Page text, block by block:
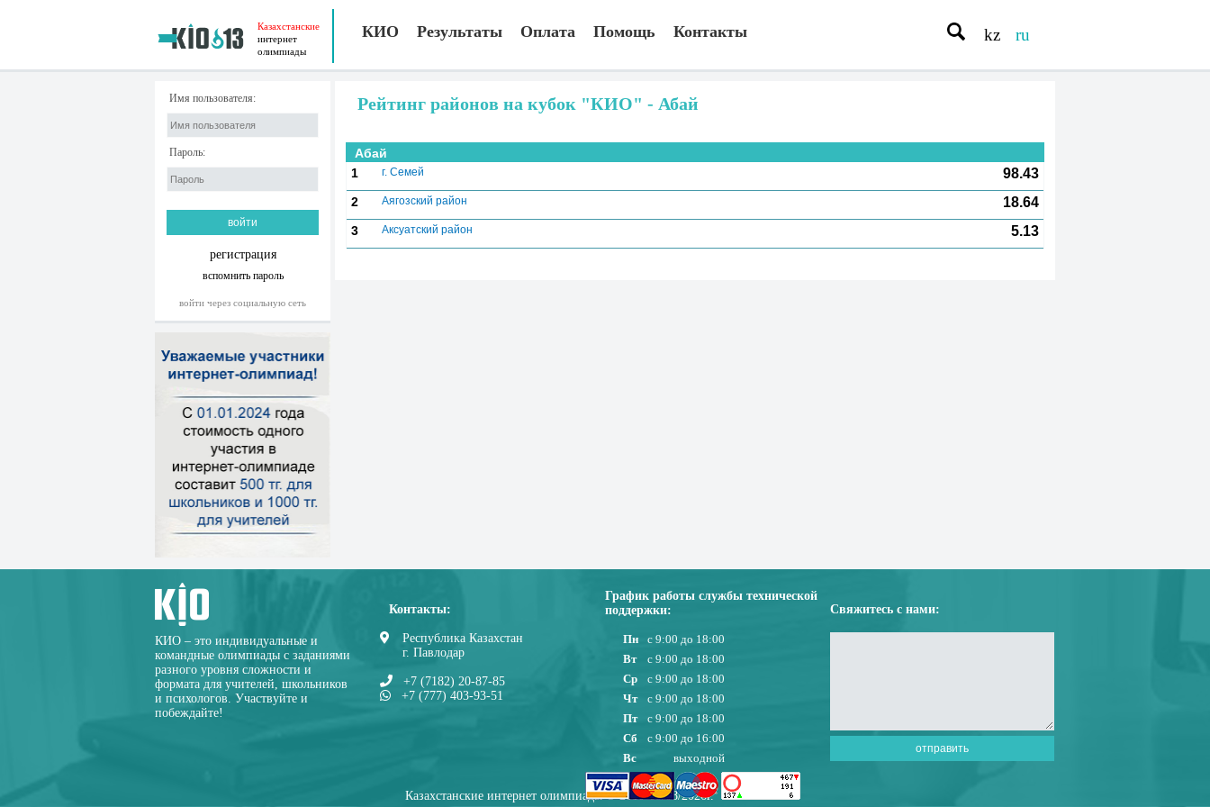
Казахстанские
интернет
олимпиады
КИО Результаты Оплата Помощь Контакты kz ru
Имя пользователя:
Пароль:
регистрация
вспомнить пароль
войти через социальную сеть
Рейтинг районов на кубок "КИО" - Абай
Абай
1
г. Семей 98.43
2 Аягозский район 18.64
3 Аксуатский район 5.13
КИО – это индивидуальные и
командные олимпиады с заданиями
разного уровня сложности и
формата для учителей, школьников
и психологов. Участвуйте и
побеждайте!
Контакты:
Республика Казахстан
г. Павлодар
+7 (7182) 20-87-85
+7 (777) 403-93-51
График работы службы технической
поддержки:
Пн
с 9:00 до 18:00
Вт
с 9:00 до 18:00
Ср
с 9:00 до 18:00
Чт
с 9:00 до 18:00
Пт
с 9:00 до 18:00
Сб
с 9:00 до 16:00
Вс
выходной
Свяжитесь с нами:
Казахстанские интернет олимпиады © 2010-08/08/2026г.